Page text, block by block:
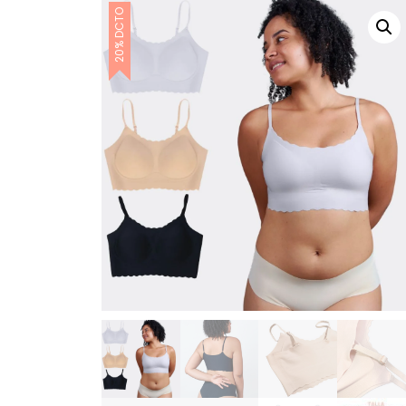
Polos
Silicon
Sin Costuras
Sin costuras unidad
Top Sin Costuras
20% DCTO